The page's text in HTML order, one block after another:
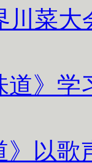
川菜
》学
以歌